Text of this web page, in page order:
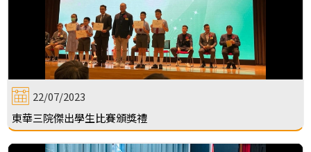
22/07/2023
東華三院傑出學生比賽頒獎禮